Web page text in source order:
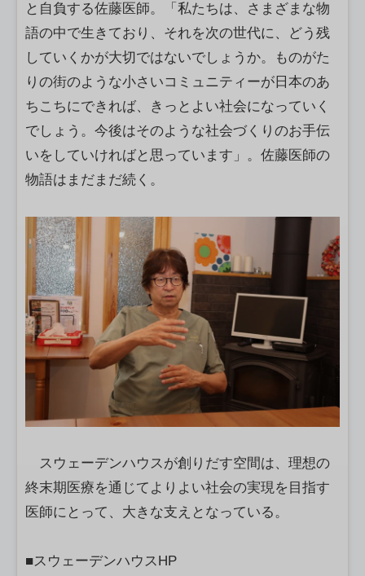
と自負する佐藤医師。「私たちは、さまざまな物
語の中で生きており、それを次の世代に、どう残
していくかが大切ではないでしょうか。ものがた
りの街のような小さいコミュニティーが日本のあ
ちこちにできれば、きっとよい社会になっていく
でしょう。今後はそのような社会づくりのお手伝
いをしていければと思っています」。佐藤医師の
物語はまだまだ続く。
スウェーデンハウスが創りだす空間は、理想の
終末期医療を通じてよりよい社会の実現を目指す
医師にとって、大きな支えとなっている。
■スウェーデンハウスHP